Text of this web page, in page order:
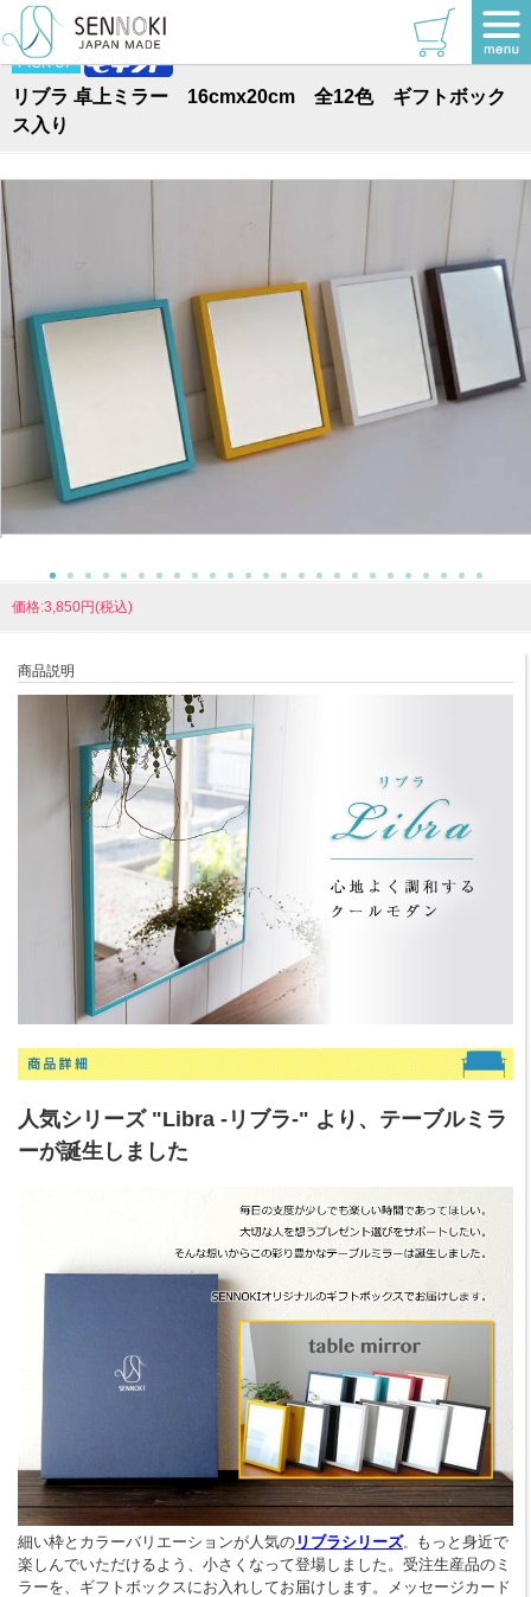
TOP >
PICK UP
リブラ 卓上ミラー 16cmx20cm 全12色 ギフトボック
ス入り
価格:3,850円(税込)
商品説明
人気シリーズ "Libra -リブラ-" より、テーブルミラ
ーが誕生しました
細い枠とカラーバリエーションが人気の リブラシリーズ
もっと身近で
楽しんでいただけるよう、小さくなって登場しました。受注生産品のミ
ラーを、ギフトボックスにお入れしてお届けします。メッセージカード